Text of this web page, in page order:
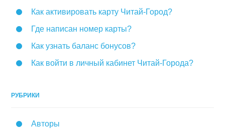
Как активировать карту Читай-Город?
Где написан номер карты?
Как узнать баланс бонусов?
Как войти в личный кабинет Читай-Города?
РУБРИКИ
Авторы